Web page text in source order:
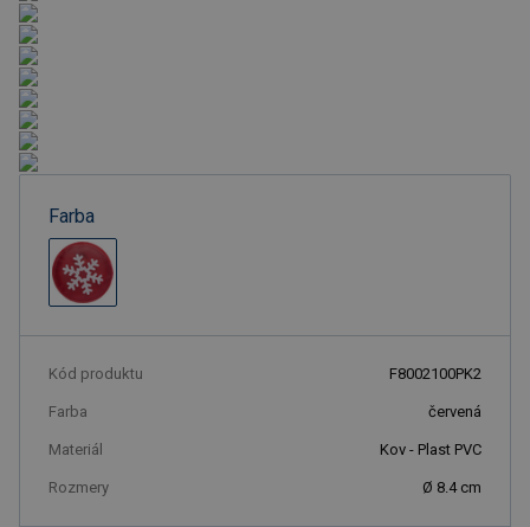
Farba
Kód produktu F8002100PK2
Farba červená
Materiál Kov - Plast PVC
Rozmery Ø 8.4 cm